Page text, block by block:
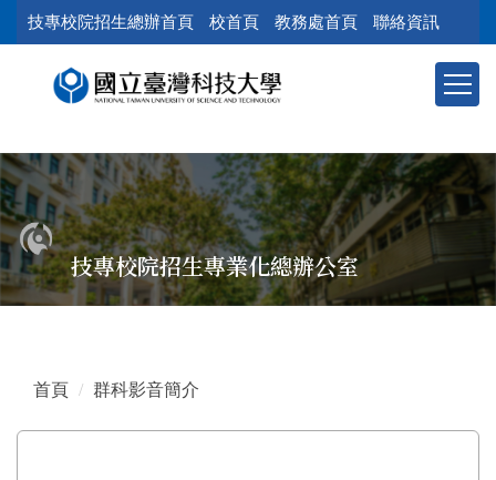
到
容
區
塊
技專校院招生總辦首頁 校首頁 教務處首頁 聯絡資訊
技專校院招生專業化總辦公室
首頁 群科影音簡介